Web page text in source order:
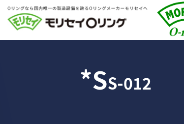
*SS-012